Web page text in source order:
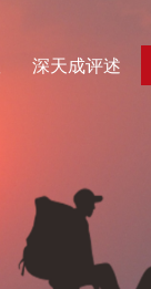
深天成评述